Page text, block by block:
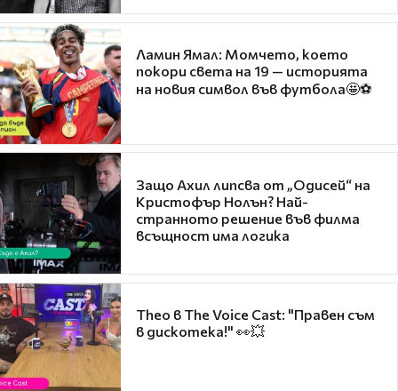
Ламин Ямал: Момчето, което
покори света на 19 — историята
на новия символ във футбола🤩⚽
Защо Ахил липсва от „Одисей“ на
Кристофър Нолън? Най-
странното решение във филма
всъщност има логика
Theo в The Voice Cast: "Правен съм
в дискотека!" 👀💥